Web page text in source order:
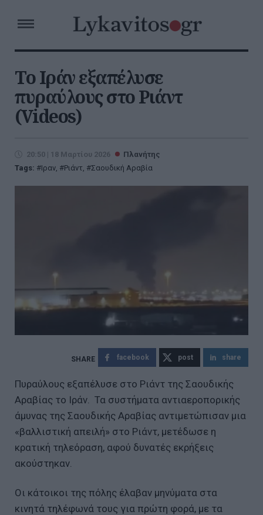
Το Ιράν εξαπέλυσε
πυραύλους στο Ριάντ
(Videos)
20:50 | 18 Μαρτίου 2026
Πλανήτης
Tags:
Ιραν, Ριάντ, Σαουδική Αραβία
facebook post share
Πυραύλους εξαπέλυσε στο Ριάντ της Σαουδικής
Αραβίας το Ιράν. Τα συστήματα αντιαεροπορικής
άμυνας της Σαουδικής Αραβίας αντιμετώπισαν μια
«βαλλιστική απειλή» στο Ριάντ, μετέδωσε η
κρατική τηλεόραση, αφού δυνατές εκρήξεις
ακούστηκαν.
Οι κάτοικοι της πόλης έλαβαν μηνύματα στα
κινητά τηλέφωνά τους για πρώτη φορά, με τα